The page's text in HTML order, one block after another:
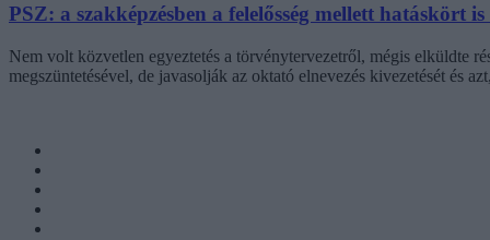
PSZ: a szakképzésben a felelősség mellett hatáskört
Nem volt közvetlen egyeztetés a törvénytervezetről, mégis elküldte
megszüntetésével, de javasolják az oktató elnevezés kivezetését és